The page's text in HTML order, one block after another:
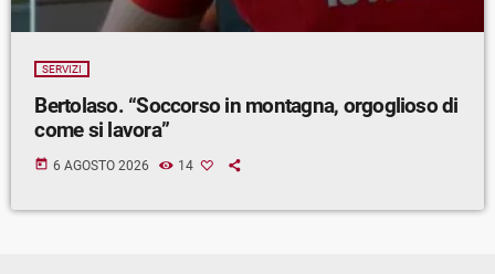
SERVIZI
Bertolaso. “Soccorso in montagna, orgoglioso di
come si lavora”
today 6 AGOSTO 2026 14